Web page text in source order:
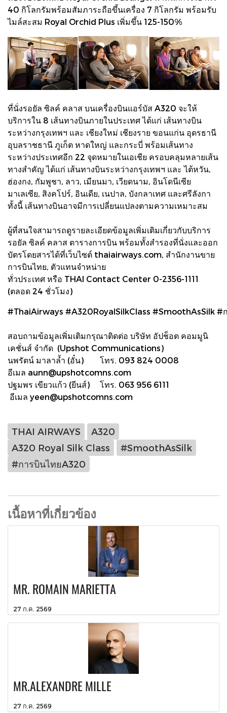
40 กิโลกรัมพร้อมสัมภาระถือขึ้นเครื่อง 7 กิโลกรัม พร้อมรับ
ไมล์สะสม Royal Orchid Plus เพิ่มขึ้น 125-150%
ที่นั่งรอยัล ซิลค์ คลาส บนเครื่องบินแอร์บัส A320 จะให้
บริการใน 8 เส้นทางบินภายในประเทศ ได้แก่ เส้นทางบิน
ระหว่างกรุงเทพฯ และ เชียงใหม่ เชียงราย ขอนแก่น อุดรธานี
อุบลราชธานี ภูเก็ต หาดใหญ่ และกระบี่ พร้อมเส้นทาง
ระหว่างประเทศอีก 22 จุดหมายในเอเชีย ครอบคลุมหลายเส้น
ทางสำคัญ ได้แก่ เส้นทางบินระหว่างกรุงเทพฯ และ ไต้หวัน,
ฮ่องกง, กัมพูชา, ลาว, เมียนมา, เวียดนาม, อินโดนีเซีย
มาเลเซีย, สิงคโปร์, อินเดีย, เนปาล, บังกลาเทศ และศรีลังกา
ทั้งนี้ เส้นทางบินอาจมีการเปลี่ยนแปลงตามความเหมาะสม
ผู้ที่สนใจสามารถดูรายละเอียดข้อมูลเพิ่มเติมเกี่ยวกับบริการ
รอยัล ซิลค์ คลาส ตารางการบิน พร้อมทั้งสำรองที่นั่งและออก
บัตรโดยสารได้ที่เว็บไซต์ thaiairways.com, สำนักงานขาย
การบินไทย, ตัวแทนจำหน่าย
ทั่วประเทศ หรือ THAI Contact Center 0-2356-1111
(ตลอด 24 ชั่วโมง)
#ThaiAirways #A320RoyalSilkClass #SmoothAsSilk #
สอบถามข้อมูลเพิ่มเติมกรุณาติดต่อ บริษัท อัปช็อต คอมมูนิ
เคชั่นส์ จำกัด (Upshot Communications)
นพรัตน์ มาลาล้ำ (อั๋น) โทร. 093 824 0008
อีเมล aunn@upshotcomns.com
ปฐมพร เขียวแก้ว (ยีนส์) โทร. 063 956 6111
อีเมล yeen@upshotcomns.com
THAI AIRWAYS
A320
A320 Royal Silk Class
#SmoothAsSilk
#การบินไทยA320
เนื้อหาที่เกี่ยวข้อง
MR. ROMAIN MARIETTA
27 ก.ค. 2569
MR.ALEXANDRE MILLE
27 ก.ค. 2569